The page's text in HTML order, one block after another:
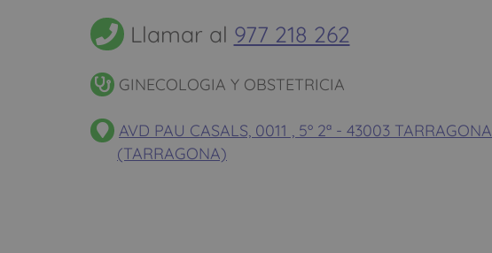
Llamar al 977 218 262
GINECOLOGIA Y OBSTETRICIA
AVD PAU CASALS, 0011 , 5º 2ª - 43003 TARRAGONA
(TARRAGONA)